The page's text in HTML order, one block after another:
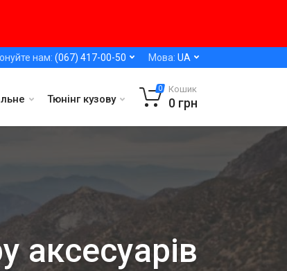
нам: (067) 417-00-50 Мова: UA
Тюнінг кузову
0 Кошик
0 грн
аксесуарів